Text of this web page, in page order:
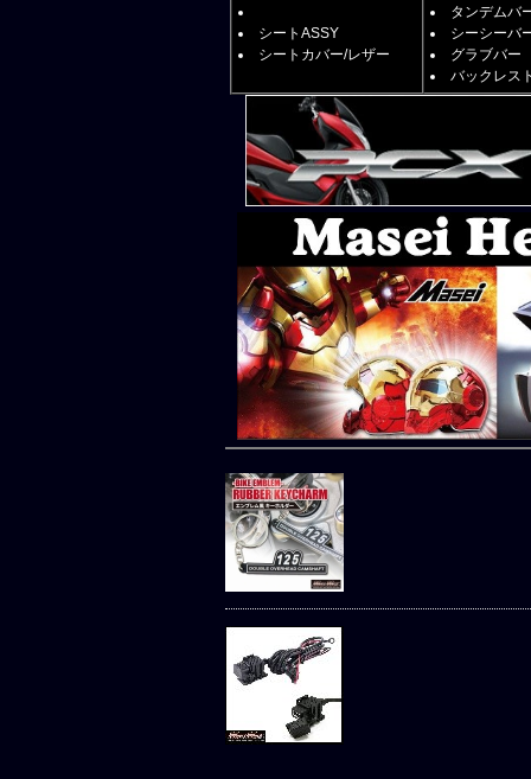
シートASSY
シートカバー/レザー
タンデムバ
シーシーバ
グラブバー
バックレス